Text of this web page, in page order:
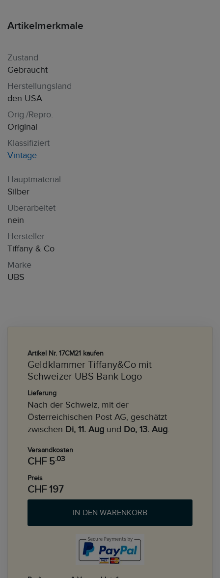
Artikelmerkmale
Zustand
Gebraucht
Herstellungsland
den USA
Orig./Repro.
Original
Klassifiziert
Vintage
Hauptmaterial
Silber
Überarbeitet
nein
Hersteller
Tiffany & Co
Marke
UBS
Artikel Nr. 17CM21 kaufen
Geldklammer Tiffany&Co mit
Schweizer UBS Bank Logo
Lieferung
Nach der Schweiz, mit der
Österreichischen Post AG, geschätzt
zwischen Di, 11. Aug und Do, 13. Aug.
Versandkosten
CHF 5.03
Preis
CHF 197
IN DEN WARENKORB